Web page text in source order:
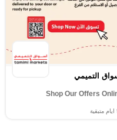
التميمي
Shop Our Offers
ايام متبقية